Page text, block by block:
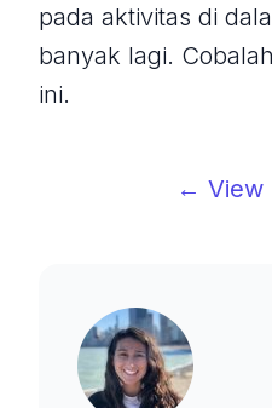
pada aktivitas di
banyak lagi.
ini.
← View